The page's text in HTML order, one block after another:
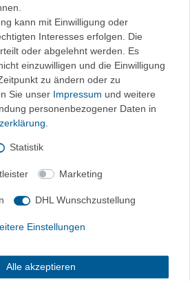
der Bewertungen.
kann mit Einwilligung oder
Interesses erfolgen. Die
oder abgelehnt werden. Es
einzuwilligen und die Einwilligung
zu ändern oder zu
Sie unser Impressum und weitere
personenbezogener Daten in
.
Statistik
Marketing
DHL Wunschzustellung
Einstellungen
Alle akzeptieren